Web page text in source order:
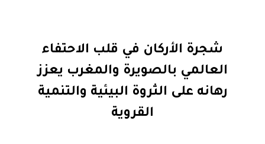
شجرة الأركان في قلب الاحتفاء
العالمي بالصويرة والمغرب يعزز
رهانه على الثروة البيئية والتنمية
القروية